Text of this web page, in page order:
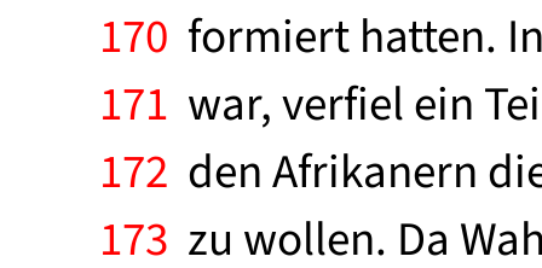
170 formiert hatten.
171 war, verfiel ein
172 den Afrikanern
173 zu wollen. Da